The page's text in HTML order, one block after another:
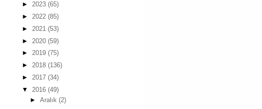
► 2023 (65)
► 2022 (85)
► 2021 (53)
► 2020 (59)
► 2019 (75)
► 2018 (136)
► 2017 (34)
▼ 2016 (49)
► Aralık (2)